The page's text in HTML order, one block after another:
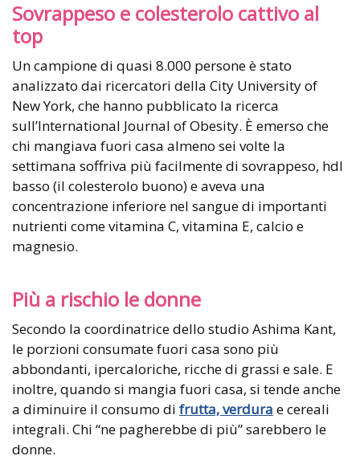
Sovrappeso e colesterolo cattivo al
top
Un campione di quasi 8.000 persone è stato
analizzato dai ricercatori della City University of
New York, che hanno pubblicato la ricerca
sull’International Journal of Obesity. È emerso che
chi mangiava fuori casa almeno sei volte la
settimana soffriva più facilmente di sovrappeso, hdl
basso (il colesterolo buono) e aveva una
concentrazione inferiore nel sangue di importanti
nutrienti come vitamina C, vitamina E, calcio e
magnesio.
Più a rischio le donne
Secondo la coordinatrice dello studio Ashima Kant,
le porzioni consumate fuori casa sono più
abbondanti, ipercaloriche, ricche di grassi e sale. E
inoltre, quando si mangia fuori casa, si tende anche
a diminuire il consumo di frutta, verdura e cereali
integrali. Chi “ne pagherebbe di più” sarebbero le
donne.